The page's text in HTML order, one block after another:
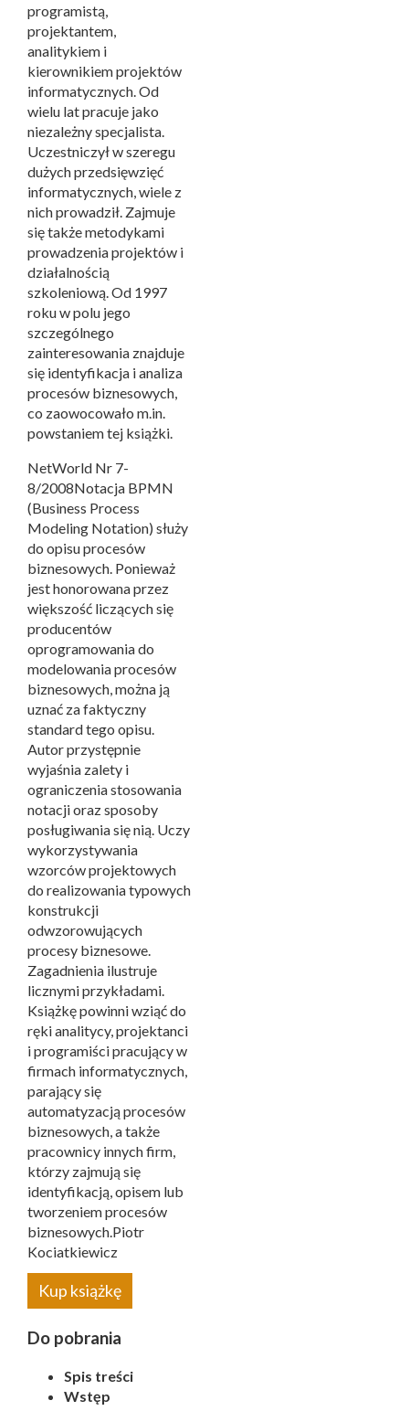
programistą,
projektantem,
analitykiem i
kierownikiem projektów
informatycznych. Od
wielu lat pracuje jako
niezależny specjalista.
Uczestniczył w szeregu
dużych przedsięwzięć
informatycznych, wiele z
nich prowadził. Zajmuje
się także metodykami
prowadzenia projektów i
działalnością
szkoleniową. Od 1997
roku w polu jego
szczególnego
zainteresowania znajduje
się identyfikacja i analiza
procesów biznesowych,
co zaowocowało m.in.
powstaniem tej książki.
NetWorld Nr 7-
8/2008Notacja BPMN
(Business Process
Modeling Notation) służy
do opisu procesów
biznesowych. Ponieważ
jest honorowana przez
większość liczących się
producentów
oprogramowania do
modelowania procesów
biznesowych, można ją
uznać za faktyczny
standard tego opisu.
Autor przystępnie
wyjaśnia zalety i
ograniczenia stosowania
notacji oraz sposoby
posługiwania się nią. Uczy
wykorzystywania
wzorców projektowych
do realizowania typowych
konstrukcji
odwzorowujących
procesy biznesowe.
Zagadnienia ilustruje
licznymi przykładami.
Książkę powinni wziąć do
ręki analitycy, projektanci
i programiści pracujący w
firmach informatycznych,
parający się
automatyzacją procesów
biznesowych, a także
pracownicy innych firm,
którzy zajmują się
identyfikacją, opisem lub
tworzeniem procesów
biznesowych.Piotr
Kociatkiewicz
Kup książkę
Do pobrania
Spis treści
Wstęp